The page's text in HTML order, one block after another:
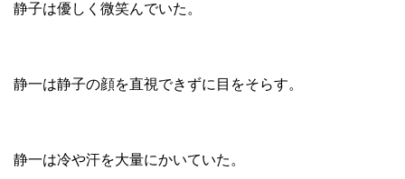
静子は優しく微笑んでいた。
静一は静子の顔を直視できずに目をそらす。
静一は冷や汗を大量にかいていた。